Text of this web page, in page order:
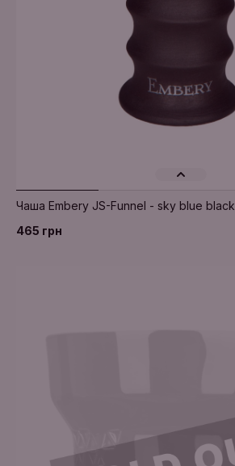
Додати в кошик
Чаша Embery JS-Funnel - sky blue black
465 грн